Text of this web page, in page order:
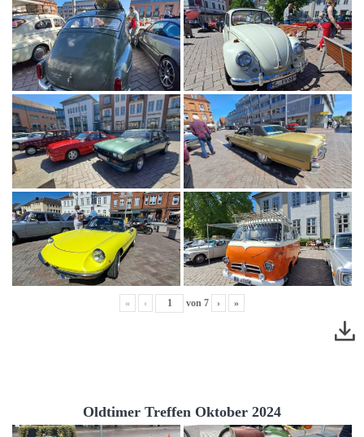
« ‹ von 7 › »
Oldtimer Treffen Oktober 2024